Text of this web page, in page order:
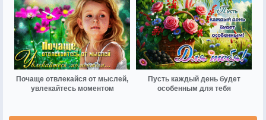
Почаще отвлекайся от мыслей,
увлекайтесь моментом
Пусть каждый день будет
особенным для тебя